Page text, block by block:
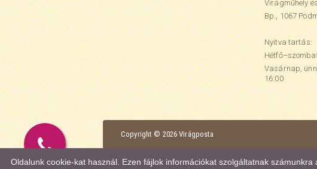
Virágműhely
Bp., 1067
Nyitva tartás:
Vasárnap,
16:00
Copyright © 2026 Virágposta
Oldalunk cookie-kat használ. Ezen fájlok információkat szolgáltatnak